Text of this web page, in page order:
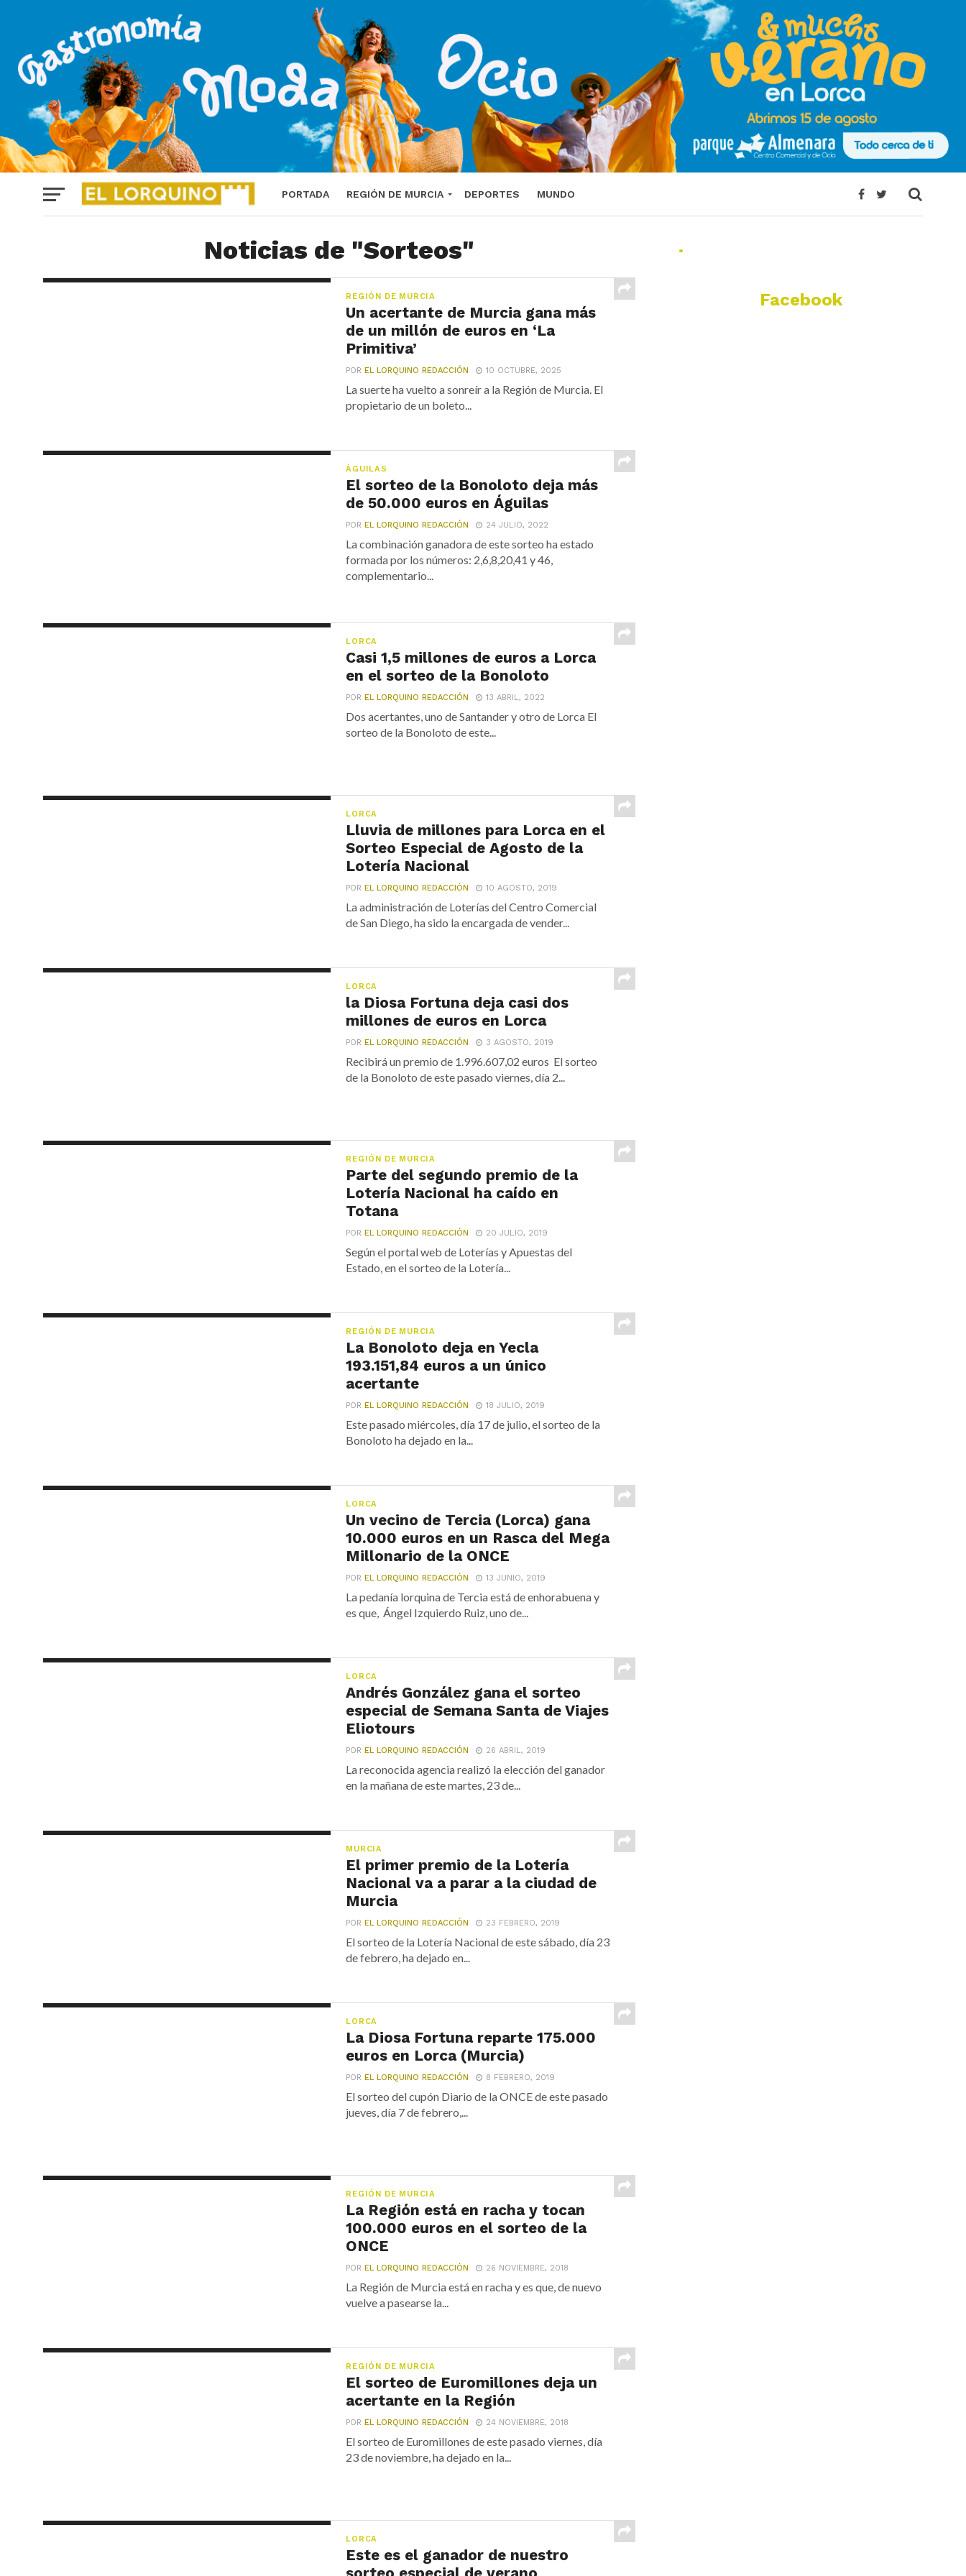
PORTADA REGIÓN DE MURCIA DEPORTES MUNDO
Noticias de "Sorteos"
REGIÓN DE MURCIA
Un acertante de Murcia gana más
de un millón de euros en ‘La
Primitiva’
POREL LORQUINO REDACCIÓN 10 OCTUBRE, 2025
La suerte ha vuelto a sonreír a la Región de Murcia. El
propietario de un boleto...
ÁGUILAS
El sorteo de la Bonoloto deja más
de 50.000 euros en Águilas
POREL LORQUINO REDACCIÓN 24 JULIO, 2022
La combinación ganadora de este sorteo ha estado
formada por los números: 2,6,8,20,41 y 46,
complementario...
LORCA
Casi 1,5 millones de euros a Lorca
en el sorteo de la Bonoloto
POREL LORQUINO REDACCIÓN 13 ABRIL, 2022
Dos acertantes, uno de Santander y otro de Lorca El
sorteo de la Bonoloto de este...
LORCA
Lluvia de millones para Lorca en el
Sorteo Especial de Agosto de la
Lotería Nacional
POREL LORQUINO REDACCIÓN 10 AGOSTO, 2019
La administración de Loterías del Centro Comercial
de San Diego, ha sido la encargada de vender...
LORCA
la Diosa Fortuna deja casi dos
millones de euros en Lorca
POREL LORQUINO REDACCIÓN 3 AGOSTO, 2019
Recibirá un premio de 1.996.607,02 euros El sorteo
de la Bonoloto de este pasado viernes, día 2...
REGIÓN DE MURCIA
Parte del segundo premio de la
Lotería Nacional ha caído en
Totana
POREL LORQUINO REDACCIÓN 20 JULIO, 2019
Según el portal web de Loterías y Apuestas del
Estado, en el sorteo de la Lotería...
REGIÓN DE MURCIA
La Bonoloto deja en Yecla
193.151,84 euros a un único
acertante
POREL LORQUINO REDACCIÓN 18 JULIO, 2019
Este pasado miércoles, día 17 de julio, el sorteo de la
Bonoloto ha dejado en la...
LORCA
Un vecino de Tercia (Lorca) gana
10.000 euros en un Rasca del Mega
Millonario de la ONCE
POREL LORQUINO REDACCIÓN 13 JUNIO, 2019
La pedanía lorquina de Tercia está de enhorabuena y
es que, Ángel Izquierdo Ruiz, uno de...
LORCA
Andrés González gana el sorteo
especial de Semana Santa de Viajes
Eliotours
POREL LORQUINO REDACCIÓN 26 ABRIL, 2019
La reconocida agencia realizó la elección del ganador
en la mañana de este martes, 23 de...
MURCIA
El primer premio de la Lotería
Nacional va a parar a la ciudad de
Murcia
POREL LORQUINO REDACCIÓN 23 FEBRERO, 2019
El sorteo de la Lotería Nacional de este sábado, día 23
de febrero, ha dejado en...
LORCA
La Diosa Fortuna reparte 175.000
euros en Lorca (Murcia)
POREL LORQUINO REDACCIÓN 8 FEBRERO, 2019
El sorteo del cupón Diario de la ONCE de este pasado
jueves, día 7 de febrero,...
REGIÓN DE MURCIA
La Región está en racha y tocan
100.000 euros en el sorteo de la
ONCE
POREL LORQUINO REDACCIÓN 26 NOVIEMBRE, 2018
La Región de Murcia está en racha y es que, de nuevo
vuelve a pasearse la...
REGIÓN DE MURCIA
El sorteo de Euromillones deja un
acertante en la Región
POREL LORQUINO REDACCIÓN 24 NOVIEMBRE, 2018
El sorteo de Euromillones de este pasado viernes, día
23 de noviembre, ha dejado en la...
LORCA
Este es el ganador de nuestro
.
Facebook